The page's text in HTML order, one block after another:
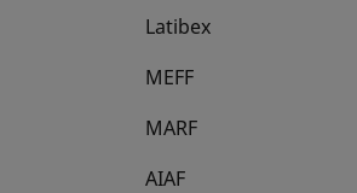
Latibex
se abre en una pestaña
MEFF
se abre en una pestaña
MARF
AIAF